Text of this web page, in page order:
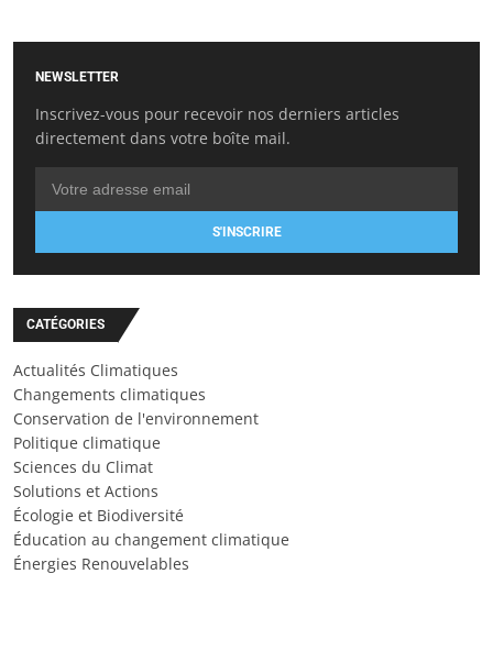
NEWSLETTER
Inscrivez-vous pour recevoir nos derniers articles
directement dans votre boîte mail.
S'INSCRIRE
CATÉGORIES
Actualités Climatiques
Changements climatiques
Conservation de l'environnement
Politique climatique
Sciences du Climat
Solutions et Actions
Écologie et Biodiversité
Éducation au changement climatique
Énergies Renouvelables